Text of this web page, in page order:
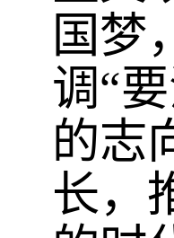
国梦
调“
的志
长，